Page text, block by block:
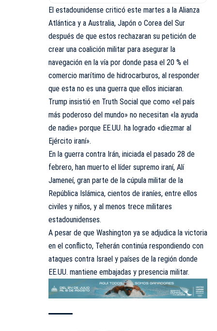
El estadounidense criticó este martes a la Alianza
Atlántica y a Australia, Japón o Corea del Sur
después de que estos rechazaran su petición de
crear una coalición militar para asegurar la
navegación en la vía por donde pasa el 20 % el
comercio marítimo de hidrocarburos, al responder
que esta no es una guerra que ellos iniciaran.
Trump insistió en Truth Social que como «el país
más poderoso del mundo» no necesitan «la ayuda
de nadie» porque EE.UU. ha logrado «diezmar al
Ejército iraní».
En la guerra contra Irán, iniciada el pasado 28 de
febrero, han muerto el líder supremo iraní, Alí
Jameneí, gran parte de la cúpula militar de la
República Islámica, cientos de iraníes, entre ellos
civiles y niños, y al menos trece militares
estadounidenses.
A pesar de que Washington ya se adjudica la victoria
en el conflicto, Teherán continúa respondiendo con
ataques contra Israel y países de la región donde
EE.UU. mantiene embajadas y presencia militar.